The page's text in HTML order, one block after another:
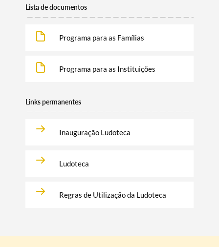
Lista de documentos
Programa para as Famílias
Programa para as Instituições
Links permanentes
Inauguração Ludoteca
Ludoteca
Regras de Utilização da Ludoteca